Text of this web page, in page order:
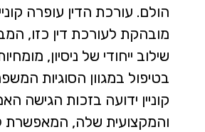
הולם. עורכת הדין עופרה
מובהקת לעורכת דין כזו,
שילוב ייחודי של ניסיון,
בטיפול במגוון הסוגיות
קוניין ידועה בזכות הגישה
והמקצועית שלה, המאפשרת